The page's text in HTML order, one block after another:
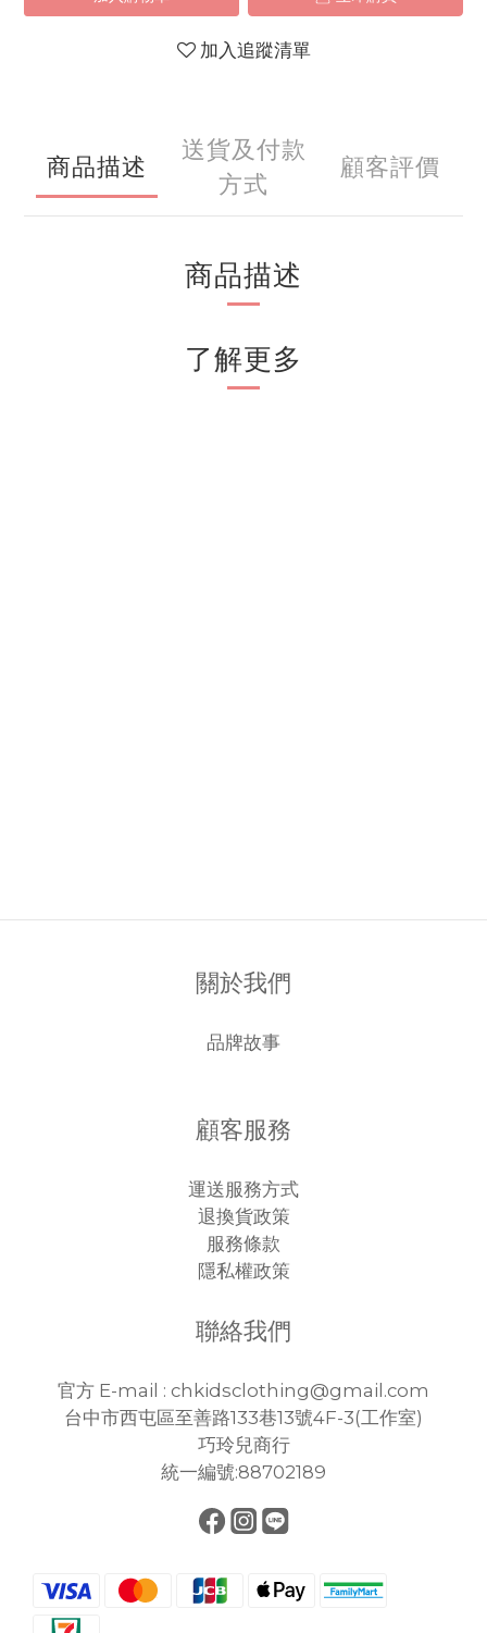
加入追蹤清單
商品描述
送貨及付款
方式
顧客評價
商品描述
了解更多
關於我們
品牌故事
顧客服務
運送服務方式
退換貨政策
服務條款
隱私權政策
聯絡我們
官方 E-mail : chkidsclothing@gmail.com
台中市西屯區至善路133巷13號4F-3(工作室)
巧玲兒商行
統一編號:88702189